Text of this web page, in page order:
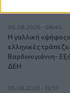
06.08.2026 - 08:40
Η γαλλική
ελληνικές
Βαρδινογιάννη-
ΔΕΗ
05.08.2026 - 13:37